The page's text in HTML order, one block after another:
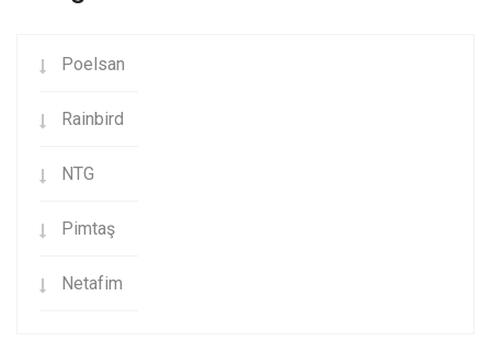
Poelsan
Rainbird
NTG
Pimtaş
Netafim